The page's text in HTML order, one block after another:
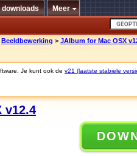
downloads Meer
Beeldbewerking > JAlbum for Mac OSX
Je kunt ook de v21 (laatste stabiele
v12.4